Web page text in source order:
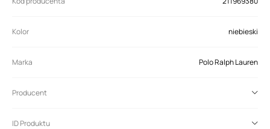
Kolor niebieski
Marka Polo Ralph Lauren
Producent
ID Produktu